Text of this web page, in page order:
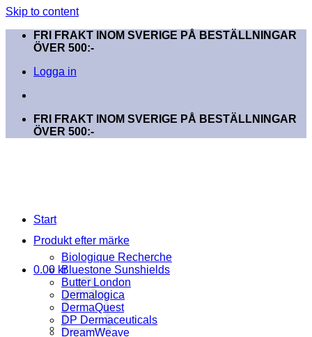
Skip to content
FRI FRAKT INOM SVERIGE PÅ BESTÄLLNINGAR
ÖVER 500:-
Logga in
FRI FRAKT INOM SVERIGE PÅ BESTÄLLNINGAR
ÖVER 500:-
0.00 kr
Start
Produkt efter märke
Biologique Recherche
Bluestone Sunshields
Butter London
Dermalogica
DermaQuest
DP Dermaceuticals
DreamWeave